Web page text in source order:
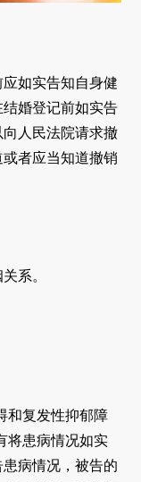
如实告知自身健
婚登记前如实告
人民法院请求撤
者应当知道撤销
系。
和复发性抑郁障
将患病情况如实
病情况，被告的